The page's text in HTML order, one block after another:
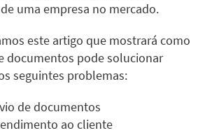
uma empresa no mercado.
este artigo que mostrará como
documentos pode solucionar
seguintes problemas:
de documentos
ao cliente